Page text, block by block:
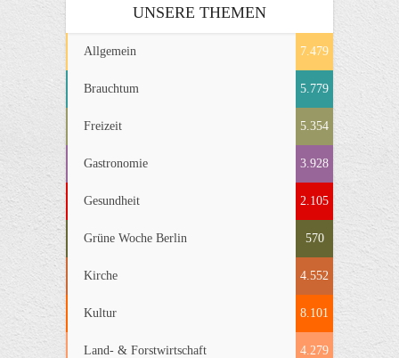
UNSERE THEMEN
Allgemein 7.479
Brauchtum 5.779
Freizeit 5.354
Gastronomie 3.928
Gesundheit 2.105
Grüne Woche Berlin 570
Kirche 4.552
Kultur 8.101
Land- & Forstwirtschaft 4.279